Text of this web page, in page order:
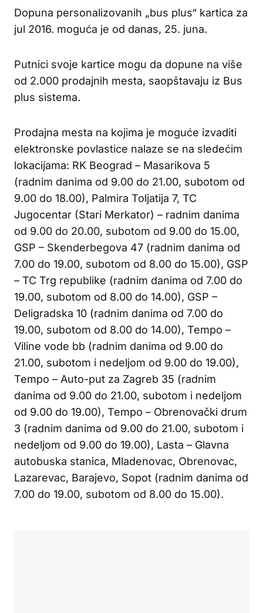
Dopuna personalizovanih „bus plus“ kartica za
jul 2016. moguća je od danas, 25. juna.
Putnici svoje kartice mogu da dopune na više
od 2.000 prodajnih mesta, saopštavaju iz Bus
plus sistema.
Prodajna mesta na kojima je moguće izvaditi
elektronske povlastice nalaze se na sledećim
lokacijama: RK Beograd – Masarikova 5
(radnim danima od 9.00 do 21.00, subotom od
9.00 do 18.00), Palmira Toljatija 7, TC
Jugocentar (Stari Merkator) – radnim danima
od 9.00 do 20.00, subotom od 9.00 do 15.00,
GSP – Skenderbegova 47 (radnim danima od
7.00 do 19.00, subotom od 8.00 do 15.00), GSP
– TC Trg republike (radnim danima od 7.00 do
19.00, subotom od 8.00 do 14.00), GSP –
Deligradska 10 (radnim danima od 7.00 do
19.00, subotom od 8.00 do 14.00), Tempo –
Viline vode bb (radnim danima od 9.00 do
21.00, subotom i nedeljom od 9.00 do 19.00),
Tempo – Auto-put za Zagreb 35 (radnim
danima od 9.00 do 21.00, subotom i nedeljom
od 9.00 do 19.00), Tempo – Obrenovački drum
3 (radnim danima od 9.00 do 21.00, subotom i
nedeljom od 9.00 do 19.00), Lasta – Glavna
autobuska stanica, Mladenovac, Obrenovac,
Lazarevac, Barajevo, Sopot (radnim danima od
7.00 do 19.00, subotom od 8.00 do 15.00).